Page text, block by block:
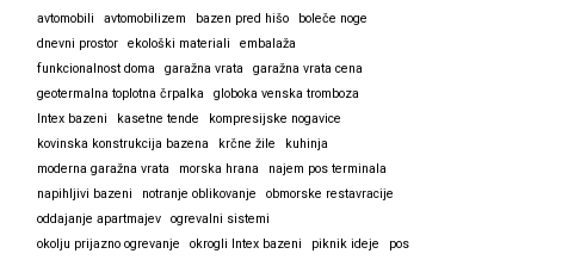
avtomobili avtomobilizem bazen pred hišo
boleče noge
dnevni prostor
ekološki materiali
embalaža
funkcionalnost doma
garažna vrata
garažna vrata cena
geotermalna toplotna črpalka
globoka venska tromboza
Intex bazeni
kasetne tende
kompresijske nogavice
kovinska konstrukcija bazena
krčne žile
kuhinja
moderna garažna vrata
morska hrana
najem pos terminala
napihljivi bazeni
notranje oblikovanje
obmorske restavracije
oddajanje apartmajev
ogrevalni sistemi
okolju prijazno ogrevanje
okrogli Intex bazeni piknik ideje
pos